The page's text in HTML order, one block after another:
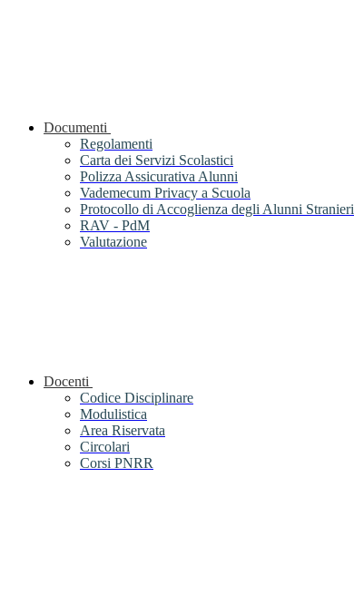
Documenti
Regolamenti
Carta dei Servizi Scolastici
Polizza Assicurativa Alunni
Vademecum Privacy a Scuola
Protocollo di Accoglienza degli Alunni Stranieri
RAV - PdM
Valutazione
Docenti
Codice Disciplinare
Modulistica
Area Riservata
Circolari
Corsi PNRR